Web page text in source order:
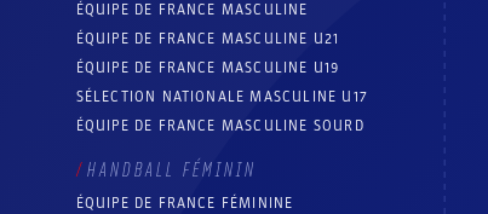
ÉQUIPE DE FRANCE MASCULINE
ÉQUIPE DE FRANCE MASCULINE U21
ÉQUIPE DE FRANCE MASCULINE U19
SÉLECTION NATIONALE MASCULINE U17
ÉQUIPE DE FRANCE MASCULINE SOURD
HANDBALL FÉMININ
ÉQUIPE DE FRANCE FÉMININE